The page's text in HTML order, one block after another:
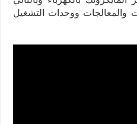
والمعالجات ووحدات التشغيل